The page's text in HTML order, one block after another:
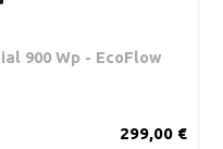
900 Wp - EcoFlow
299,00 €